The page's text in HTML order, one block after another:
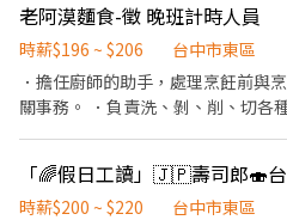
老阿漠麵食-徵 晚班計時人員
時薪$196 ~ $206
台中市東區
．擔任廚師的助手，處理烹飪前與
關事務。 ．負責洗、剝、削、切各
切滷味、清潔碗盤 都會輪流做的位置 六日都會排到班上，要固
六日的要注意這部分喔😊
時薪$200 ~ $220
台中市東區